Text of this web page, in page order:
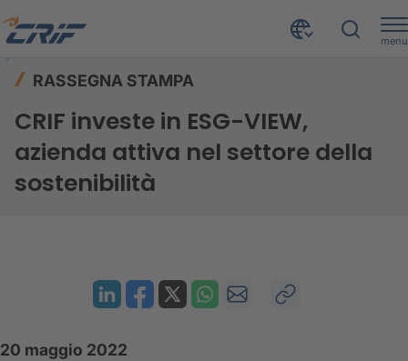
menu
RASSEGNA STAMPA
CRIF investe in ESG-VIEW,
azienda attiva nel settore della
sostenibilità
20 maggio 2022